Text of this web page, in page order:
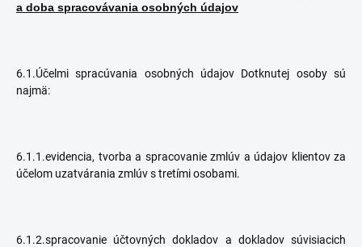
a doba spracovávania osobných údajov
6.1.Účelmi spracúvania osobných údajov Dotknutej osoby sú
najmä:
6.1.1.evidencia, tvorba a spracovanie zmlúv a údajov klientov za
účelom uzatvárania zmlúv s tretími osobami.
6.1.2.spracovanie účtovných dokladov a dokladov súvisiacich